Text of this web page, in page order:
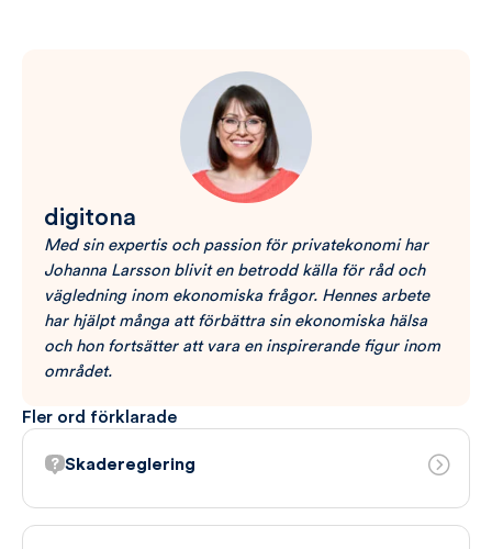
digitona
Med sin expertis och passion för privatekonomi har
Johanna Larsson blivit en betrodd källa för råd och
vägledning inom ekonomiska frågor. Hennes arbete
har hjälpt många att förbättra sin ekonomiska hälsa
och hon fortsätter att vara en inspirerande figur inom
området.
Fler ord förklarade
Skadereglering